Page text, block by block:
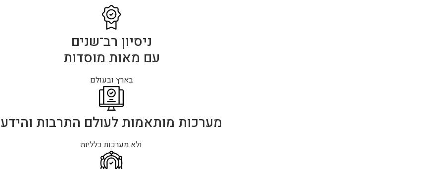
ניסיון רב־שנים
עם מאות מוסדות
בארץ ובעולם
מערכות מותאמות לעולם התרבות והידע
ולא מערכות כלליות